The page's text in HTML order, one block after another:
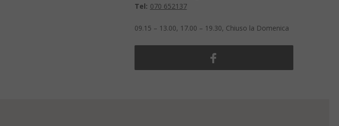
Tel: 070 652137
09.15 – 13.00, 17.00 – 19.30, Chiuso la Domenica